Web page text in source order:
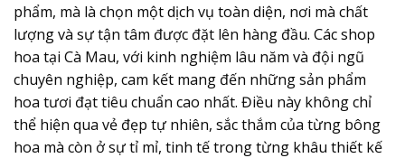
phẩm, mà là chọn một dịch vụ toàn diện, nơi mà chất
lượng và sự tận tâm được đặt lên hàng đầu. Các shop
hoa tại Cà Mau, với kinh nghiệm lâu năm và đội ngũ
chuyên nghiệp, cam kết mang đến những sản phẩm
hoa tươi đạt tiêu chuẩn cao nhất. Điều này không chỉ
thể hiện qua vẻ đẹp tự nhiên, sắc thắm của từng bông
hoa mà còn ở sự tỉ mỉ, tinh tế trong từng khâu thiết kế